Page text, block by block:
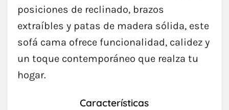
posiciones de reclinado, brazos
extraíbles y patas de madera sólida, este
sofá cama ofrece funcionalidad, calidez y
un toque contemporáneo que realza tu
hogar.
Características